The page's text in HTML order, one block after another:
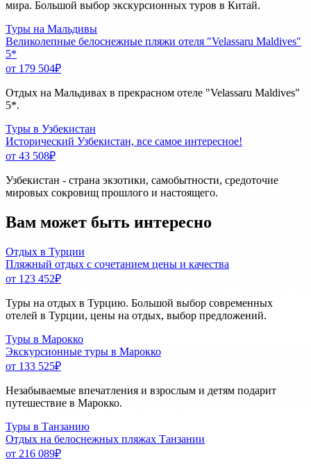
мира. Большой выбор экскурсионных туров в Китай.
Туры на Мальдивы
Великолепные белоснежные пляжи отеля "Velassaru Maldives"
5*
от 179 504₽
Отдых на Мальдивах в прекрасном отеле "Velassaru Maldives"
5*.
Туры в Узбекистан
Исторический Узбекистан, все самое интересное!
от 43 508₽
Узбекистан - страна экзотики, самобытности, средоточие
мировых сокровищ прошлого и настоящего.
Вам может быть интересно
Отдых в Турции
Пляжный отдых с сочетанием цены и качества
от 123 452₽
Туры на отдых в Турцию. Большой выбор современных
отелей в Турции, цены на отдых, выбор предложений.
Туры в Марокко
Экскурсионные туры в Марокко
от 133 525₽
Незабываемые впечатления и взрослым и детям подарит
путешествие в Марокко.
Туры в Танзанию
Отдых на белоснежных пляжах Танзании
от 216 089₽